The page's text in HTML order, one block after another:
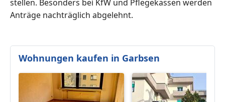
stellen. Besonders bei KfW und Pflegekassen werden
Anträge nachträglich abgelehnt.
Wohnungen kaufen in Garbsen